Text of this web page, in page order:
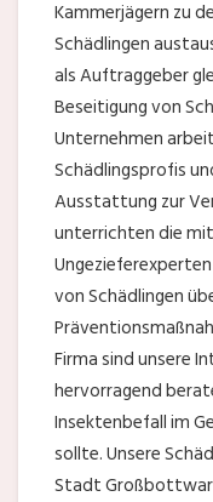
Kammerjägern zu
Schädlingen
als Auftraggeber
Beseitigung von
Unternehmen
Schädlingsprofis
Ausstattung zur
unterrichten die
von Schädlingen
Firma sind unsere
hervorragend
Insektenbefall im
sollte. Unsere
Stadt